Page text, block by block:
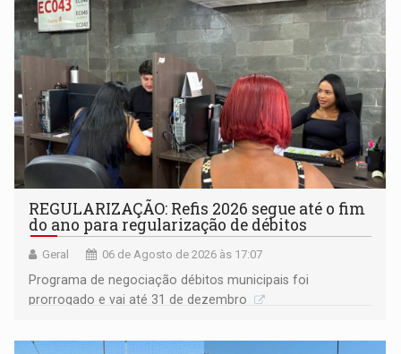
REGULARIZAÇÃO: Refis 2026 segue até o fim
do ano para regularização de débitos
Geral 06 de Agosto de 2026 às 17:07
Programa de negociação débitos municipais foi
prorrogado e vai até 31 de dezembro